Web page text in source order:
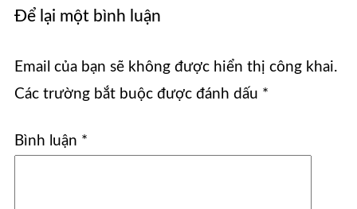
Để lại một bình luận
Email của bạn sẽ không được hiển thị công khai.
Các trường bắt buộc được đánh dấu *
Bình luận *